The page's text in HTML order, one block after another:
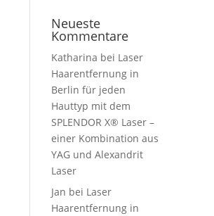
Neueste
Kommentare
Katharina bei Laser
Haarentfernung in
Berlin für jeden
Hauttyp mit dem
SPLENDOR X® Laser –
einer Kombination aus
YAG und Alexandrit
Laser
Jan bei Laser
Haarentfernung in